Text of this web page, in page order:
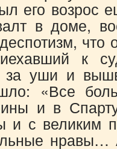
его возрос
в доме,
что
к
за уши и
«Все
и в
и с великим